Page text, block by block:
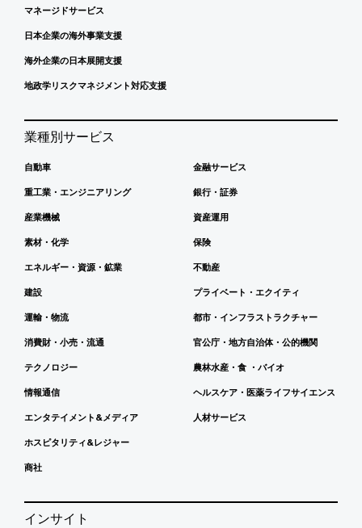
マネージドサービス
日本企業の海外事業支援
海外企業の日本展開支援
地政学リスクマネジメント対応支援
業種別サービス
自動車
重工業・エンジニアリング
産業機械
素材・化学
エネルギー・資源・鉱業
建設
運輸・物流
消費財・小売・流通
テクノロジー
情報通信
エンタテイメント&メディア
ホスピタリティ&レジャー
商社
金融サービス
銀行・証券
資産運用
保険
不動産
プライベート・エクイティ
都市・インフラストラクチャー
官公庁・地方自治体・公的機関
農林水産・食 ・バイオ
ヘルスケア・医薬ライフサイエンス
人材サービス
インサイト